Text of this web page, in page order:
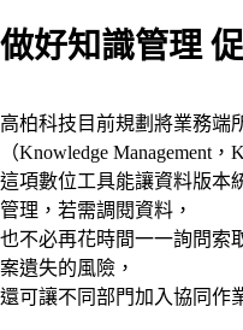
做好知識管理
高柏科技目前規劃將業務端
（Knowledge Management，
這項數位工具能讓資料版本
管理，若需調閱資料，
也不必再花時間一一詢問索
案遺失的風險，
還可讓不同部門加入協同作